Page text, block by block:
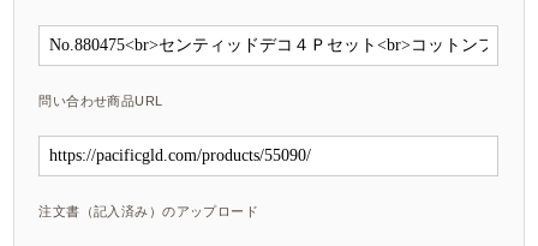
問い合わせ商品URL
注文書（記入済み）のアップロード